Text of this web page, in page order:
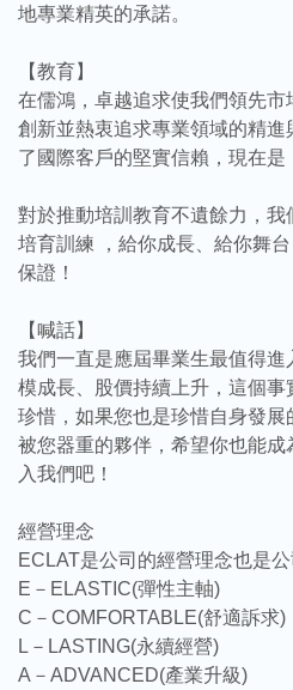
地專業精英的承諾。
【教育】
在儒鴻，卓越追求使我們領先
創新並熱衷追求專業領域的精進
了國際客戶的堅實信賴，現在是
對於推動培訓教育不遺餘力，
培育訓練 ，給你成長、給你舞
保證！
【喊話】
我們一直是應屆畢業生最值得
模成長、股價持續上升，這個
珍惜，如果您也是珍惜自身發
被您器重的夥伴，希望你也能
入我們吧！
經營理念
ECLAT是公司的經營理念也是公
E－ELASTIC(彈性主軸)
C－COMFORTABLE(舒適訴求)
L－LASTING(永續經營)
A－ADVANCED(產業升級)